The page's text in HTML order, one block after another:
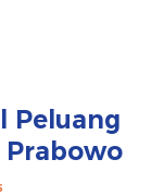
Peluang